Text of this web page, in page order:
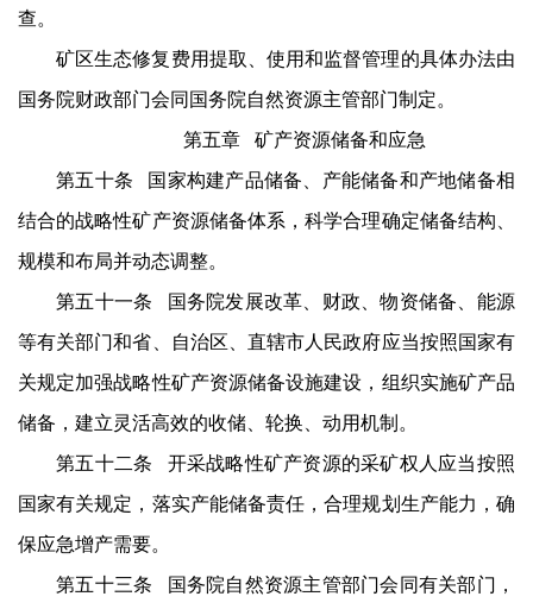
查。
矿区生态修复费用提取、使用和监督管理的具体办法由
国务院财政部门会同国务院自然资源主管部门制定。
第五章 矿产资源储备和应急
第五十条 国家构建产品储备、产能储备和产地储备相
结合的战略性矿产资源储备体系，科学合理确定储备结构、
规模和布局并动态调整。
第五十一条 国务院发展改革、财政、物资储备、能源
等有关部门和省、自治区、直辖市人民政府应当按照国家有
关规定加强战略性矿产资源储备设施建设，组织实施矿产品
储备，建立灵活高效的收储、轮换、动用机制。
第五十二条 开采战略性矿产资源的采矿权人应当按照
国家有关规定，落实产能储备责任，合理规划生产能力，确
保应急增产需要。
第五十三条 国务院自然资源主管部门会同有关部门，